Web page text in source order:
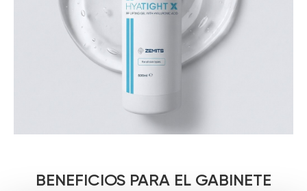
BENEFICIOS PARA EL GABINETE